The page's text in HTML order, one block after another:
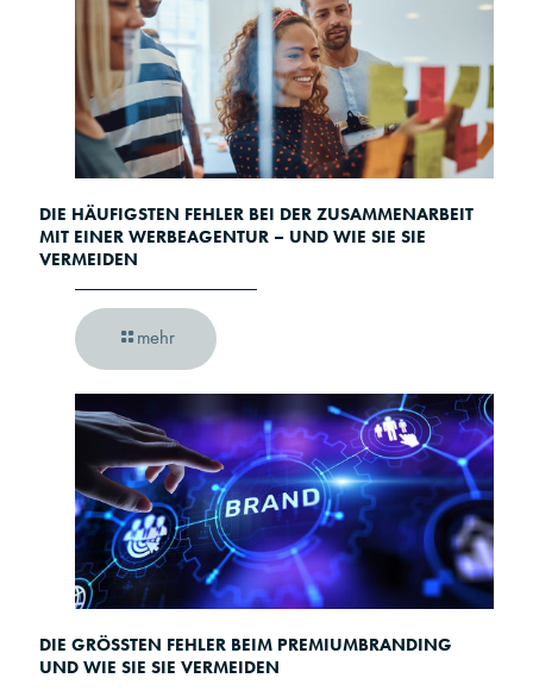
DIE HÄUFIGSTEN FEHLER BEI DER ZUSAMMENARBEIT
MIT EINER WERBEAGENTUR – UND WIE SIE SIE
VERMEIDEN
mehr
DIE GRÖSSTEN FEHLER BEIM PREMIUMBRANDING U
ND WIE SIE SIE VERMEIDEN